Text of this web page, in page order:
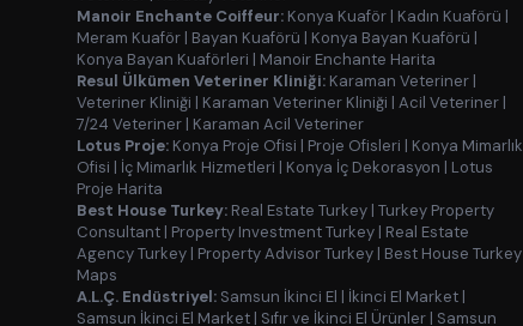
Manoir Enchante Coiffeur: Konya Kuaför | Kadın Kuaförü |
Meram Kuaför | Bayan Kuaförü | Konya Bayan Kuaförü |
Konya Bayan Kuaförleri | Manoir Enchante Harita
Resul Ülkümen Veteriner Kliniği: Karaman Veteriner |
Veteriner Kliniği | Karaman Veteriner Kliniği | Acil Veteriner |
7/24 Veteriner | Karaman Acil Veteriner
Lotus Proje: Konya Proje Ofisi | Proje Ofisleri | Konya Mimarlık
Ofisi | İç Mimarlık Hizmetleri | Konya İç Dekorasyon | Lotus
Proje Harita
Best House Turkey: Real Estate Turkey | Turkey Property
Consultant | Property Investment Turkey | Real Estate
Agency Turkey | Property Advisor Turkey | Best House Turkey
Maps
A.L.Ç. Endüstriyel: Samsun İkinci El | İkinci El Market |
Samsun İkinci El Market | Sıfır ve İkinci El Ürünler | Samsun